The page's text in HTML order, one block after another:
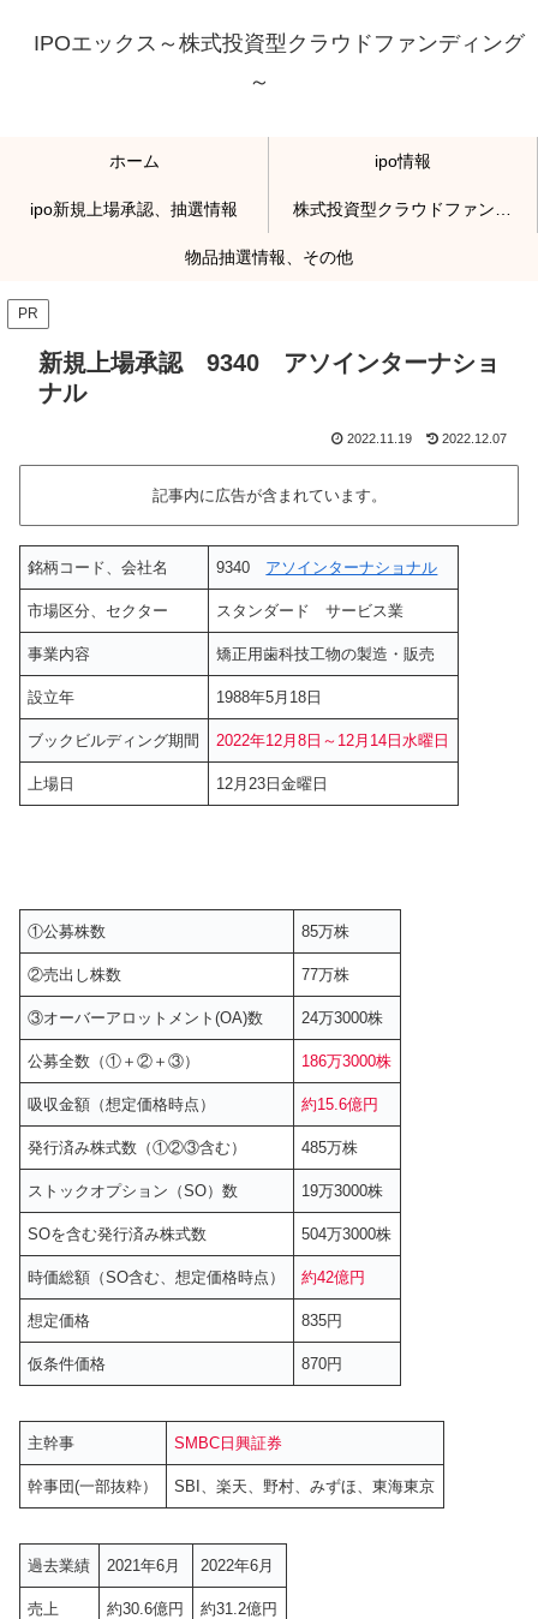
IPOエックス～株式投資型クラウドファンディング
～
ホーム ipo情報
ipo新規上場承認、抽選情報
物品抽選情報、その他
PR
新規上場承認 9340 アソインターナショ
ナル
2022.11.19 2022.12.07
記事内に広告が含まれています。
銘柄コード、会社名 9340 アソインターナショナル
市場区分、セクター スタンダード サービス業
事業内容 矯正用歯科技工物の製造・販売
設立年 1988年5月18日
ブックビルディング期間 2022年12月8日～12月14日水曜日
上場日 12月23日金曜日
①公募株数 85万株
②売出し株数 77万株
③オーバーアロットメント(OA)数 24万3000株
公募全数（①＋②＋③） 186万3000株
吸収金額（想定価格時点） 約15.6億円
発行済み株式数（①②③含む） 485万株
ストックオプション（SO）数 19万3000株
SOを含む発行済み株式数 504万3000株
時価総額（SO含む、想定価格時点） 約42億円
想定価格 835円
仮条件価格 870円
主幹事 SMBC日興証券
幹事団(一部抜粋） SBI、楽天、野村、みずほ、東海東京
過去業績 2021年6月 2022年6月
売上 約30.6億円 約31.2億円